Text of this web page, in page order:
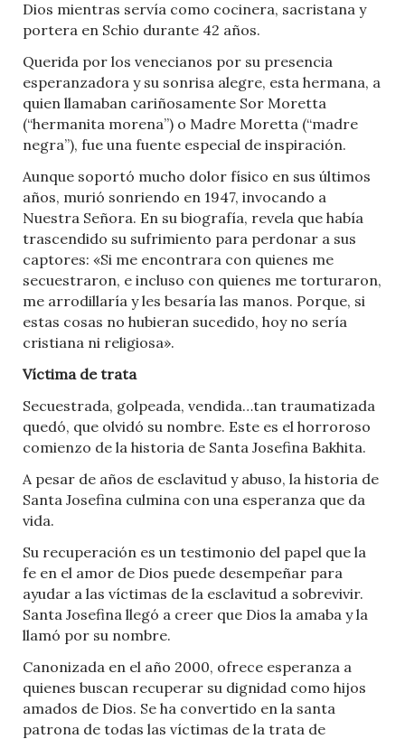
Dios mientras servía como cocinera, sacristana y
portera en Schio durante 42 años.
Querida por los venecianos por su presencia
esperanzadora y su sonrisa alegre, esta hermana, a
quien llamaban cariñosamente Sor Moretta
(“hermanita morena”) o Madre Moretta (“madre
negra”), fue una fuente especial de inspiración.
Aunque soportó mucho dolor físico en sus últimos
años, murió sonriendo en 1947, invocando a
Nuestra Señora. En su biografía, revela que había
trascendido su sufrimiento para perdonar a sus
captores: «Si me encontrara con quienes me
secuestraron, e incluso con quienes me torturaron,
me arrodillaría y les besaría las manos. Porque, si
estas cosas no hubieran sucedido, hoy no sería
cristiana ni religiosa».
Víctima de trata
Secuestrada, golpeada, vendida…tan traumatizada
quedó, que olvidó su nombre. Este es el horroroso
comienzo de la historia de Santa Josefina Bakhita.
A pesar de años de esclavitud y abuso, la historia de
Santa Josefina culmina con una esperanza que da
vida.
Su recuperación es un testimonio del papel que la
fe en el amor de Dios puede desempeñar para
ayudar a las víctimas de la esclavitud a sobrevivir.
Santa Josefina llegó a creer que Dios la amaba y la
llamó por su nombre.
Canonizada en el año 2000, ofrece esperanza a
quienes buscan recuperar su dignidad como hijos
amados de Dios. Se ha convertido en la santa
patrona de todas las víctimas de la trata de